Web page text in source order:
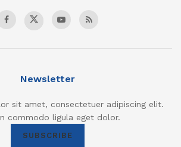
Newsletter
sit amet, consectetuer adipiscing elit.
commodo ligula eget dolor.
SUBSCRIBE